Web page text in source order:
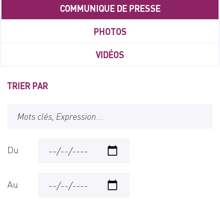
TABS
COMMUNIQUE DE PRESSE
PHOTOS
VIDÉOS
TRIER PAR
Du
Au